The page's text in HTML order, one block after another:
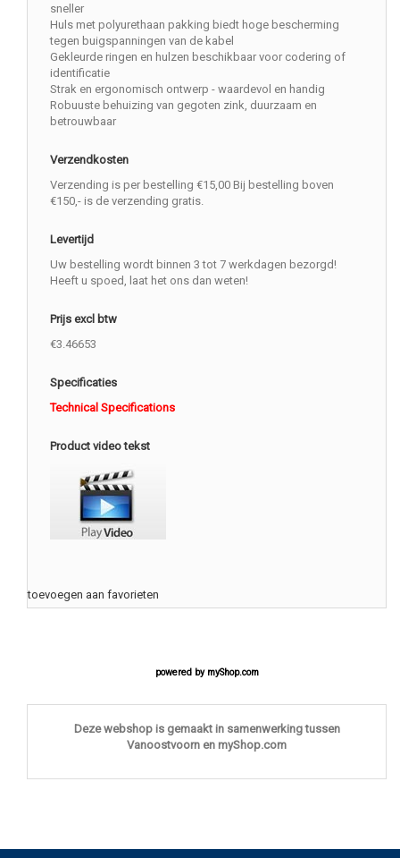
sneller
Huls met polyurethaan pakking biedt hoge bescherming
tegen buigspanningen van de kabel
Gekleurde ringen en hulzen beschikbaar voor codering of
identificatie
Strak en ergonomisch ontwerp - waardevol en handig
Robuuste behuizing van gegoten zink, duurzaam en
betrouwbaar
Verzendkosten
Verzending is per bestelling €15,00 Bij bestelling boven
€150,- is de verzending gratis.
Levertijd
Uw bestelling wordt binnen 3 tot 7 werkdagen bezorgd!
Heeft u spoed, laat het ons dan weten!
Prijs excl btw
€3.46653
Specificaties
Technical Specifications
Product video tekst
toevoegen aan favorieten
powered by myShop.com
Deze webshop is gemaakt in samenwerking tussen
Vanoostvoorn en myShop.com